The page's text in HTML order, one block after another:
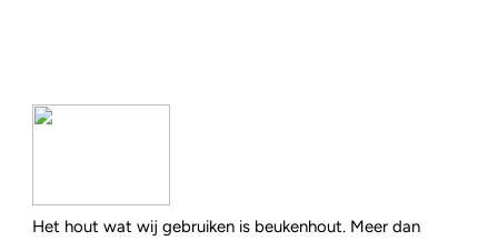
Het hout wat wij gebruiken is beukenhout. Meer dan